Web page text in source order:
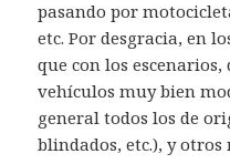
pasando por
etc. Por desgracia, en
que con los
vehículos muy bien
general todos los de
blindados, etc.), y